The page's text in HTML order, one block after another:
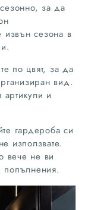
за да
извън сезона в
по цвят, за да
вид.
артикули и
гардероба си
използвате.
вече не ви
попълнения.